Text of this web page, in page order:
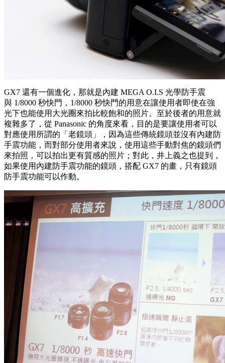
GX7 還有一個進化，那就是內建 MEGA O.I.S 光學防手震
與 1/8000 秒快門，1/8000 秒快門的用意在讓使用者即使在強
光下也能使用大光圈來拍比較飽和的照片。至於後者的用意就
複雜多了，從 Panasonic 的角度來看，目的是要讓使用者可以
對應使用所謂的「老鏡頭」，因為這些傳統鏡頭並沒有內建防
手震功能，而對部分使用者來說，使用這些手動對焦的鏡頭們
來拍照，可以拍出更有質感的照片；對此，井上義之也提到，
如果使用內建防手震功能的鏡頭，搭配 GX7 的畫，只有鏡頭
防手震功能可以作動。